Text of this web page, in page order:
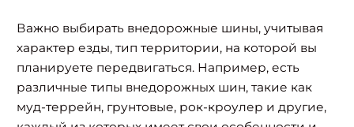
Важно выбирать внедорожные шины, учитывая
характер езды, тип территории, на которой вы
планируете передвигаться. Например, есть
различные типы внедорожных шин, такие как
муд-террейн, грунтовые, рок-кроулер и другие,